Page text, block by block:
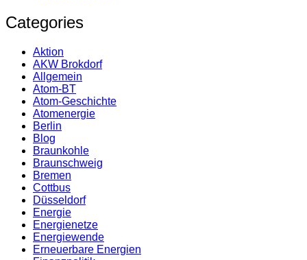
Categories
Aktion
AKW Brokdorf
Allgemein
Atom-BT
Atom-Geschichte
Atomenergie
Berlin
Blog
Braunkohle
Braunschweig
Bremen
Cottbus
Düsseldorf
Energie
Energienetze
Energiewende
Erneuerbare Energien